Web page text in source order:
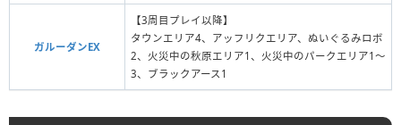
ガルーダンEX
【3周目プレイ以降】
タウンエリア4、アッフリクエリア、ぬいぐるみロボ
2、火災中の秋原エリア1、火災中のパークエリア1〜
3、ブラックアース1